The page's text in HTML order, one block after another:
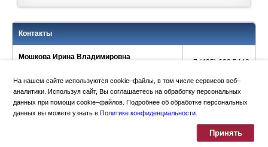
В отделе есть зал для индивидуальных занятий, которым
могут пользоваться все читатели Научной библиотеки МГУ
(комн. № 144)
Контакты
Мошкова Ирина Владимировна
+7 (495) 629 5448
Политика конфиденциальности
На нашем сайте используются cookie–файлы, в том числе сервисов веб–
аналитики. Используя сайт, Вы соглашаетесь на обработку персональных
данных при помощи cookie–файлов. Подробнее об обработке персональных
данных вы можете узнать вПолитике конфиденциальности
Принять